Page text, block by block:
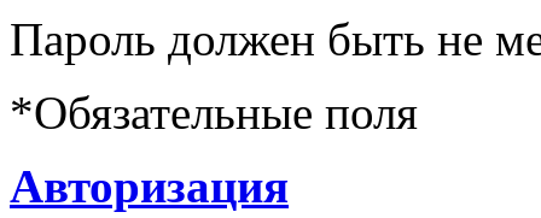
Пароль должен быть не
*Обязательные поля
Авторизация